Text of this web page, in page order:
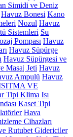
Simidi ve Deniz
Havuz Bonesi Kano
Nozul Havuz
Sistemleri Su
Pompası Havuz
Havuz Süpürge
Havuz Süpürgesi ve
Masaj Jeti Havuz
Ampulü Havuz
VE
Tipi Klima Isı
Kaset Tipi
Hava
Cihazları
Rutubet Gidericiler